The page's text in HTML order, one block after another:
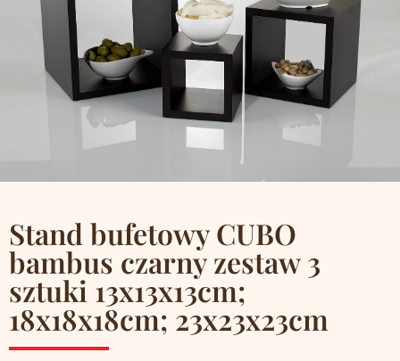
Stand bufetowy CUBO
bambus czarny zestaw 3
sztuki 13x13x13cm;
18x18x18cm; 23x23x23cm